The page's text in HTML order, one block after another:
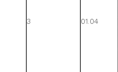
3 01.04